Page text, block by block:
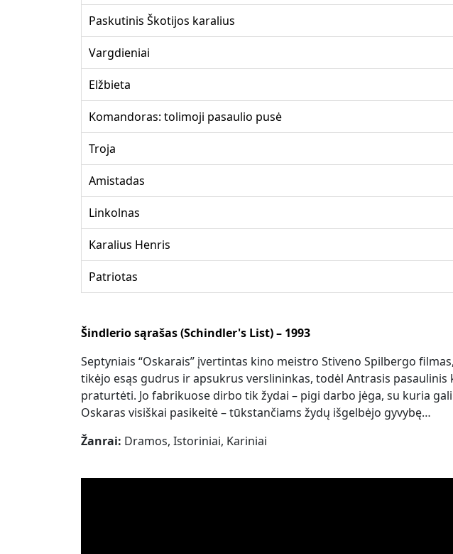
Paskutinis Škotijos karalius
Vargdieniai
Elžbieta
Komandoras: tolimoji pasaulio pusė
Troja
Amistadas
Linkolnas
Karalius Henris
Patriotas
Šindlerio sąrašas (Schindler's List) – 1993
Septyniais “Oskarais” įvertintas kino meistro Stiveno Spilbergo
tikėjo esąs gudrus ir apsukrus verslininkas, todėl Antrasis
praturtėti. Jo fabrikuose dirbo tik žydai – pigi darbo jėga, su kuria
Oskaras visiškai pasikeitė – tūkstančiams žydų išgelbėjo gyvybę…
Žanrai: Dramos, Istoriniai, Kariniai